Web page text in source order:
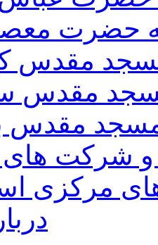
حضرت
مقدس
مقدس
مقدس
و شرکت های
مرکزی